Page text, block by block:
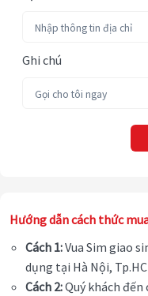
Ghi chú
Hướng dẫn cách thức
Cách 1:Vua Sim giao
dụng tại Hà Nội,
Cách 2:Quý khách đến